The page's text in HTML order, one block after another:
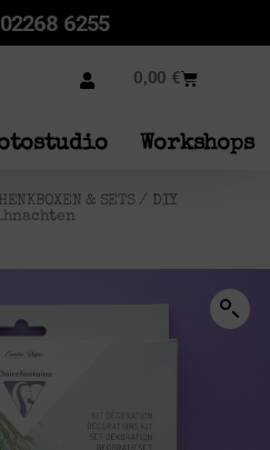
02268 6255
0,00 €
Workshops
& SETS/ DIY